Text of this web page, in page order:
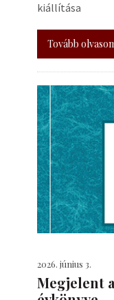
kiállítása
Tovább
2026. június 3.
Megjelent